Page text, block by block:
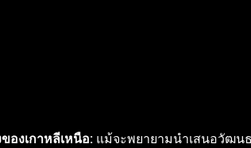
องเกาหลีเหนือ: แม้จะพยายามนำเสนอวัฒน